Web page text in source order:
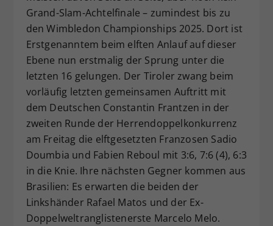
Grand-Slam-Achtelfinale – zumindest bis zu
den Wimbledon Championships 2025. Dort ist
Erstgenanntem beim elften Anlauf auf dieser
Ebene nun erstmalig der Sprung unter die
letzten 16 gelungen. Der Tiroler zwang beim
vorläufig letzten gemeinsamen Auftritt mit
dem Deutschen Constantin Frantzen in der
zweiten Runde der Herrendoppelkonkurrenz
am Freitag die elftgesetzten Franzosen Sadio
Doumbia und Fabien Reboul mit 3:6, 7:6 (4), 6:3
in die Knie. Ihre nächsten Gegner kommen aus
Brasilien: Es erwarten die beiden der
Linkshänder Rafael Matos und der Ex-
Doppelweltranglistenerste Marcelo Melo.
Zweck
Dieser Wert speichert Ihre Consent-
Einstellungen. Unter anderem eine
zufällig generierte ID, für die
historische Speicherung Ihrer
vorgenommen Einstellungen, falls der
Webseiten-Betreiber dies eingestellt
hat.